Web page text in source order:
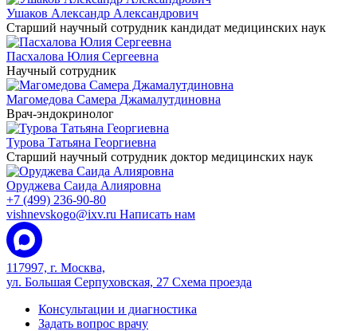
Ушаков Александр Александрович
Старший научный сотрудник кандидат медицинских наук
Пасхалова Юлия Сергеевна
Научный сотрудник
Магомедова Самера Джамалутдиновна
Врач-эндокринолог
Турова Татьяна Георгиевна
Старший научный сотрудник доктор медицинских наук
Оруджева Саида Алияровна
+7 (499) 236-90-80
vishnevskogo@ixv.ru Написать нам
117997, г. Москва,
ул. Большая Серпуховская, 27 Схема проезда
Консультации и диагностика
Задать вопрос врачу